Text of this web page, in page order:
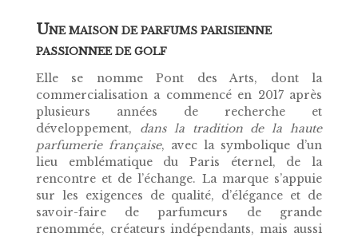
UNE MAISON DE PARFUMS PARISIENNE
PASSIONNEE DE GOLF
Elle se nommePont des Arts, dont la
commercialisation a commencé en 2017 après
plusieurs années de recherche et
développement, dans la tradition de la haute
parfumerie française, avec la symbolique d’un
lieu emblématique du Paris éternel, de la
rencontre et de l’échange. La marque s’appuie
sur les exigences de qualité, d’élégance et de
savoir-faire de parfumeurs de grande
renommée, créateurs indépendants, mais aussi